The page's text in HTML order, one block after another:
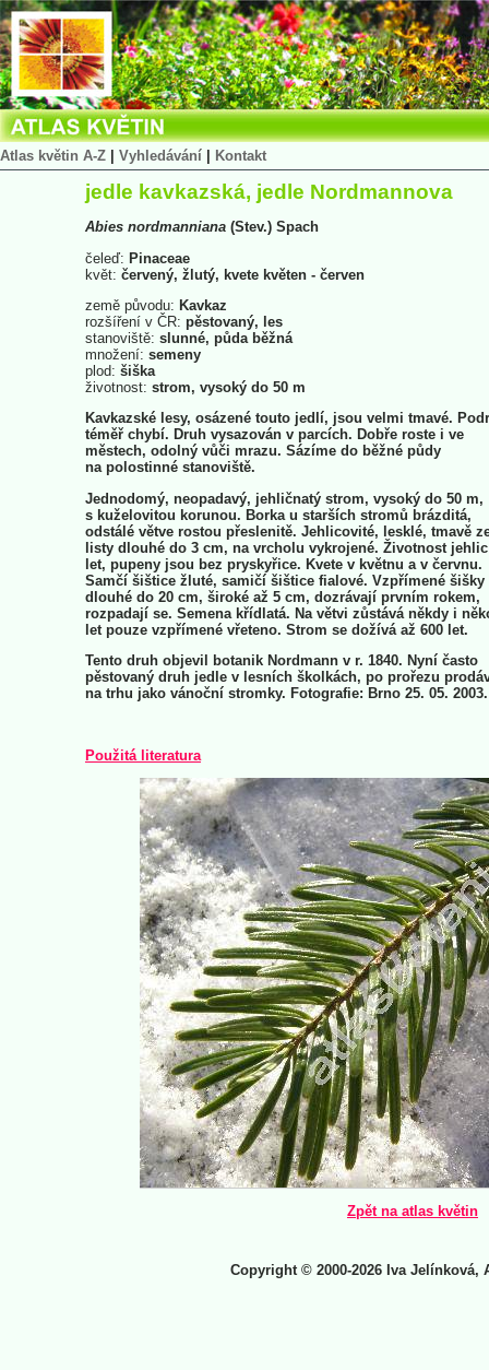
Atlas květin A-Z Vyhledávání Kontakt
jedle kavkazská, jedle Nordmannova
Abies nordmanniana (Stev.) Spach
čeleď: Pinaceae
květ: červený, žlutý, kvete květen - červen
země původu: Kavkaz
rozšíření v ČR: pěstovaný, les
stanoviště: slunné, půda běžná
množení: semeny
plod: šiška
životnost: strom, vysoký do 50 m
Kavkazské lesy, osázené touto jedlí, jsou velmi tmavé.
téměř chybí. Druh vysazován v parcích. Dobře roste i ve
městech, odolný vůči mrazu. Sázíme do běžné půdy
na polostinné stanoviště.
Jednodomý, neopadavý, jehličnatý strom, vysoký do 50 m,
s kuželovitou korunou. Borka u starších stromů brázditá,
odstálé větve rostou přeslenitě. Jehlicovité, lesklé, tmavě
listy dlouhé do 3 cm, na vrcholu vykrojené. Životnost jehlic
let, pupeny jsou bez pryskyřice. Kvete v květnu a v červnu.
Samčí šištice žluté, samičí šištice fialové. Vzpřímené šišky
dlouhé do 20 cm, široké až 5 cm, dozrávají prvním rokem,
rozpadají se. Semena křídlatá. Na větvi zůstává někdy i
let pouze vzpřímené vřeteno. Strom se dožívá až 600 let.
Tento druh objevil botanik Nordmann v r. 1840. Nyní často
pěstovaný druh jedle v lesních školkách, po prořezu
na trhu jako vánoční stromky. Fotografie: Brno 25. 05. 2003.
Použitá literatura
Zpět na atlas květin
Copyright © 2000-2026 Iva Jelínková,